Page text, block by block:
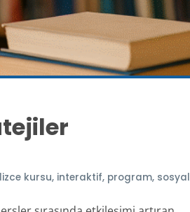
kursu, interaktif, program, sosyal